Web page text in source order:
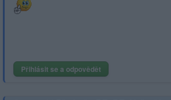
Přihlásit se a odpovědět